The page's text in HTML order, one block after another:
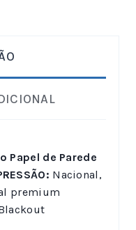
Papel de Parede
Nacional,
premium